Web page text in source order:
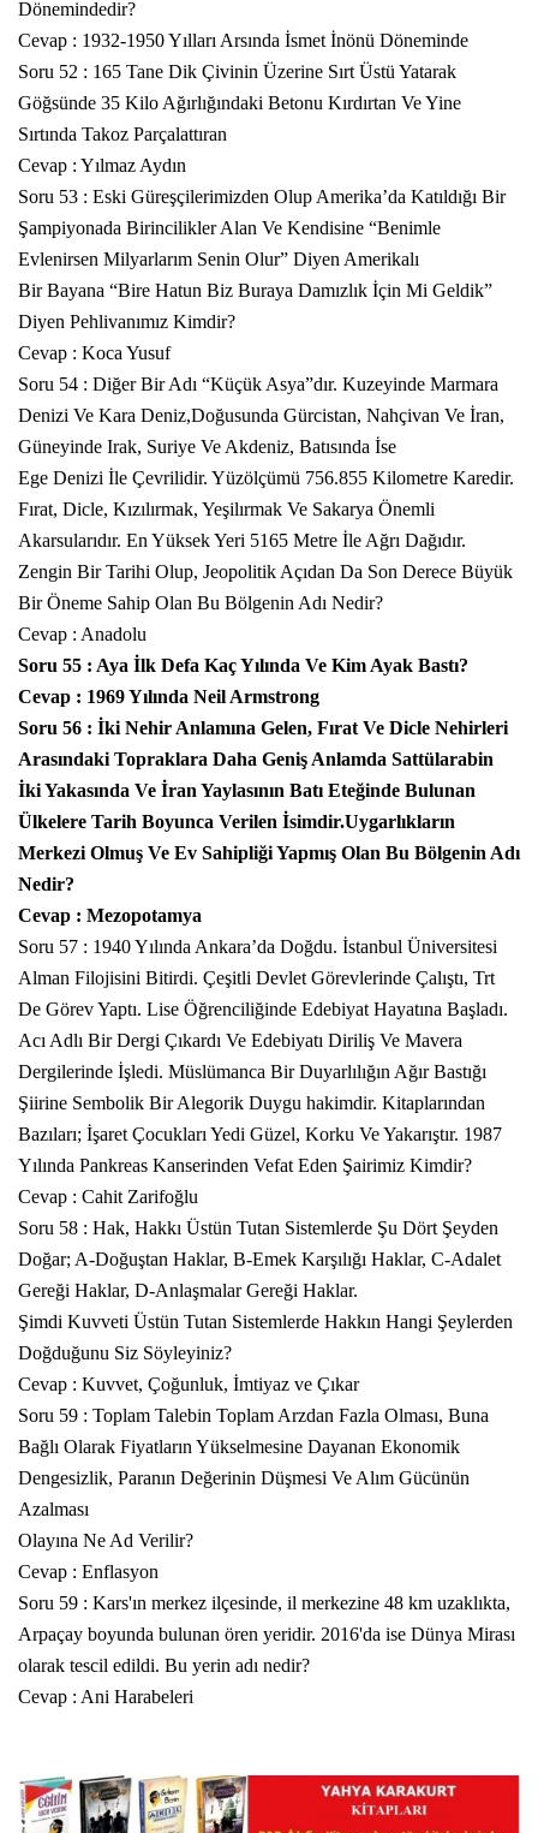
Dönemindedir?
Cevap : 1932-1950 Yılları Arsında İsmet İnönü Döneminde
Soru 52 : 165 Tane Dik Çivinin Üzerine Sırt Üstü Yatarak
Göğsünde 35 Kilo Ağırlığındaki Betonu Kırdırtan Ve Yine
Sırtında Takoz Parçalattıran
Cevap : Yılmaz Aydın
Soru 53 : Eski Güreşçilerimizden Olup Amerika’da Katıldığı Bir
Şampiyonada Birincilikler Alan Ve Kendisine “Benimle
Evlenirsen Milyarlarım Senin Olur” Diyen Amerikalı
Bir Bayana “Bire Hatun Biz Buraya Damızlık İçin Mi Geldik”
Diyen Pehlivanımız Kimdir?
Cevap : Koca Yusuf
Soru 54 : Diğer Bir Adı “Küçük Asya”dır. Kuzeyinde Marmara
Denizi Ve Kara Deniz,Doğusunda Gürcistan, Nahçivan Ve İran,
Güneyinde Irak, Suriye Ve Akdeniz, Batısında İse
Ege Denizi İle Çevrilidir. Yüzölçümü 756.855 Kilometre Karedir.
Fırat, Dicle, Kızılırmak, Yeşilırmak Ve Sakarya Önemli
Akarsularıdır. En Yüksek Yeri 5165 Metre İle Ağrı Dağıdır.
Zengin Bir Tarihi Olup, Jeopolitik Açıdan Da Son Derece Büyük
Bir Öneme Sahip Olan Bu Bölgenin Adı Nedir?
Cevap : Anadolu
Soru 55 : Aya İlk Defa Kaç Yılında Ve Kim Ayak Bastı?
Cevap : 1969 Yılında Neil Armstrong
Soru 56 : İki Nehir Anlamına Gelen, Fırat Ve Dicle Nehirleri
Arasındaki Topraklara Daha Geniş Anlamda Sattülarabin
İki Yakasında Ve İran Yaylasının Batı Eteğinde Bulunan
Ülkelere Tarih Boyunca Verilen İsimdir.Uygarlıkların
Merkezi Olmuş Ve Ev Sahipliği Yapmış Olan Bu Bölgenin Adı
Nedir?
Cevap : Mezopotamya
Soru 57 : 1940 Yılında Ankara’da Doğdu. İstanbul Üniversitesi
Alman Filojisini Bitirdi. Çeşitli Devlet Görevlerinde Çalıştı, Trt
De Görev Yaptı. Lise Öğrenciliğinde Edebiyat Hayatına Başladı.
Acı Adlı Bir Dergi Çıkardı Ve Edebiyatı Diriliş Ve Mavera
Dergilerinde İşledi. Müslümanca Bir Duyarlılığın Ağır Bastığı
Şiirine Sembolik Bir Alegorik Duygu hakimdir. Kitaplarından
Bazıları; İşaret Çocukları Yedi Güzel, Korku Ve Yakarıştır. 1987
Yılında Pankreas Kanserinden Vefat Eden Şairimiz Kimdir?
Cevap : Cahit Zarifoğlu
Soru 58 : Hak, Hakkı Üstün Tutan Sistemlerde Şu Dört Şeyden
Doğar; A-Doğuştan Haklar, B-Emek Karşılığı Haklar, C-Adalet
Gereği Haklar, D-Anlaşmalar Gereği Haklar.
Şimdi Kuvveti Üstün Tutan Sistemlerde Hakkın Hangi Şeylerden
Doğduğunu Siz Söyleyiniz?
Cevap : Kuvvet, Çoğunluk, İmtiyaz ve Çıkar
Soru 59 : Toplam Talebin Toplam Arzdan Fazla Olması, Buna
Bağlı Olarak Fiyatların Yükselmesine Dayanan Ekonomik
Dengesizlik, Paranın Değerinin Düşmesi Ve Alım Gücünün
Azalması
Olayına Ne Ad Verilir?
Cevap : Enflasyon
Soru 59 : Kars'ın merkez ilçesinde, il merkezine 48 km uzaklıkta,
Arpaçay boyunda bulunan ören yeridir. 2016'da ise Dünya Mirası
olarak tescil edildi. Bu yerin adı nedir?
Cevap : Ani Harabeleri